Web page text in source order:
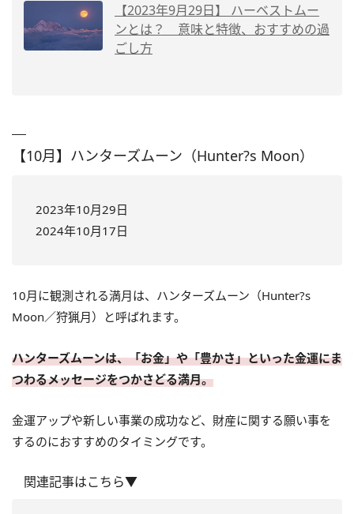
【2023年9月29日】 ハーベストムー
ンとは？ 意味と特徴、おすすめの過
ごし方
【10月】ハンターズムーン（Hunter?s Moon）
2023年10月29日
2024年10月17日
10月に観測される満月は、ハンターズムーン（Hunter?s
Moon／狩猟月）と呼ばれます。
ハンターズムーンは、「お金」や「豊かさ」といった金運にま
つわるメッセージをつかさどる満月。
金運アップや新しい事業の成功など、財産に関する願い事を
するのにおすすめのタイミングです。
関連記事はこちら▼